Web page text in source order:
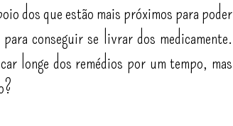
dos que estão mais próximos para poder
conseguir se livrar dos medicamente.
longe dos remédios por um tempo, mas